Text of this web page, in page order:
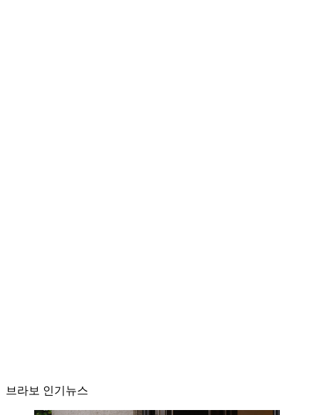
브라보 인기뉴스